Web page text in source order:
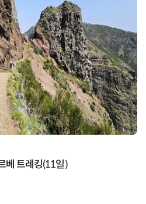
베 트레킹(11일)